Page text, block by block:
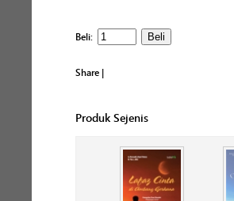
Beli:
Share |
Produk Sejenis